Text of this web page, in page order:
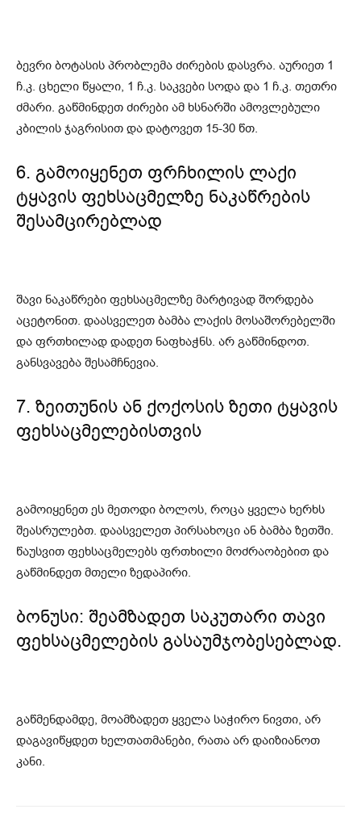
ბევრი ბოტასის პრობლემა ძირების დასვრა. აურიეთ 1
ჩ.კ. ცხელი წყალი, 1 ჩ.კ. საკვები სოდა და 1 ჩ.კ. თეთრი
ძმარი. გაწმინდეთ ძირები ამ ხსნარში ამოვლებული
კბილის ჯაგრისით და დატოვეთ 15-30 წთ.
6. გამოიყენეთ ფრჩხილის ლაქი
ტყავის ფეხსაცმელზე ნაკაწრების
შესამცირებლად
შავი ნაკაწრები ფეხსაცმელზე მარტივად შორდება
აცეტონით. დაასველეთ ბამბა ლაქის მოსაშორებელში
და ფრთხილად დადეთ ნაფხაჭნს. არ გაწმინდოთ.
განსვავება შესამჩნევია.
7. ზეითუნის ან ქოქოსის ზეთი ტყავის
ფეხსაცმელებისთვის
გამოიყენეთ ეს მეთოდი ბოლოს, როცა ყველა ხერხს
შეასრულებთ. დაასველეთ პირსახოცი ან ბამბა ზეთში.
წაუსვით ფეხსაცმელებს ფრთხილი მოძრაობებით და
გაწმინდეთ მთელი ზედაპირი.
ბონუსი: შეამზადეთ საკუთარი თავი
ფეხსაცმელების გასაუმჯობესებლად.
გაწმენდამდე, მოამზადეთ ყველა საჭირო ნივთი, არ
დაგავიწყდეთ ხელთათმანები, რათა არ დაიზიანოთ
კანი.